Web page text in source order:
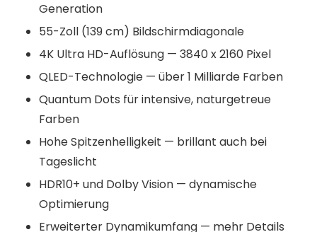
Generation
55-Zoll (139 cm) Bildschirmdiagonale
4K Ultra HD-Auflösung — 3840 x 2160 Pixel
QLED-Technologie — über 1 Milliarde Farben
Quantum Dots für intensive, naturgetreue
Farben
Hohe Spitzenhelligkeit — brillant auch bei
Tageslicht
HDR10+ und Dolby Vision — dynamische
Optimierung
Erweiterter Dynamikumfang — mehr Details